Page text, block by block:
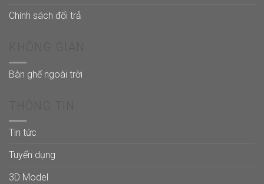
Chính sách đổi trả
Bàn ghế ngoài trời
Tin tức
Tuyển dụng
3D Model